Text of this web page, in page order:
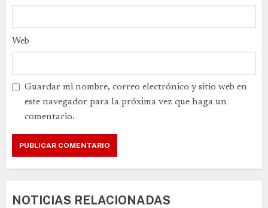
Web
Guardar mi nombre, correo electrónico y sitio web en
este navegador para la próxima vez que haga un
comentario.
NOTICIAS RELACIONADAS